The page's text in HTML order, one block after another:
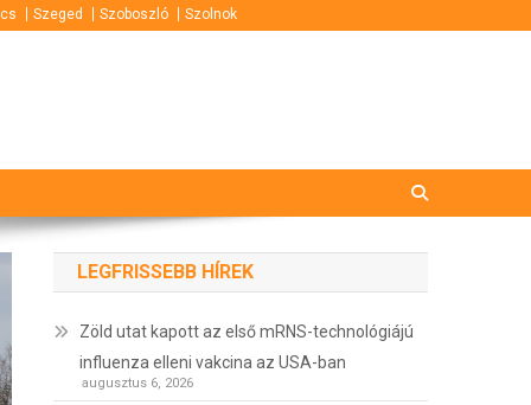
Szeged Szoboszló Szolnok
LEGFRISSEBB HÍREK
Zöld utat kapott az első mRNS-technológiájú
influenza elleni vakcina az USA-ban
augusztus 6, 2026